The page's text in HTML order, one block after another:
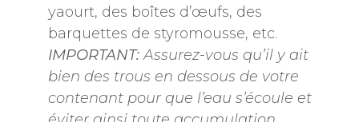
yaourt, des boîtes d’œufs, des
barquettes de styromousse, etc.
IMPORTANT:Assurez-vous qu’il y ait
bien des trous en dessous de votre
contenant pour que l’eau s’écoule et